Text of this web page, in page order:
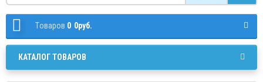
Tоваров 0 0руб.
КАТАЛОГ ТОВАРОВ